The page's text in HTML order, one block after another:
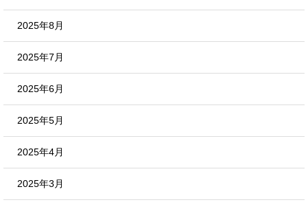
2025年8月
2025年7月
2025年6月
2025年5月
2025年4月
2025年3月